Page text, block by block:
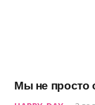
Мы не просто